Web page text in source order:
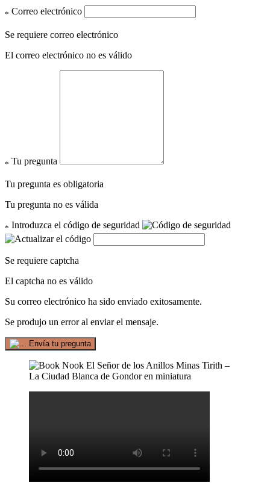
* Correo electrónico
Se requiere correo electrónico
El correo electrónico no es válido
* Tu pregunta
Tu pregunta es obligatoria
Tu pregunta no es válida
* Introduzca el código de seguridad
Se requiere captcha
El captcha no es válido
Su correo electrónico ha sido enviado exitosamente.
Se produjo un error al enviar el mensaje.
Envía tu pregunta